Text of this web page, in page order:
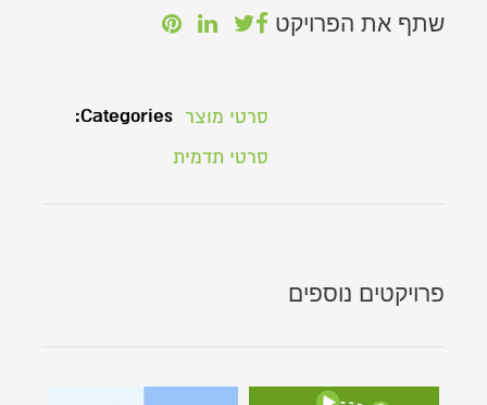
שתף את הפרויקט
Categories: סרטי מוצר
סרטי תדמית
פרויקטים נוספים